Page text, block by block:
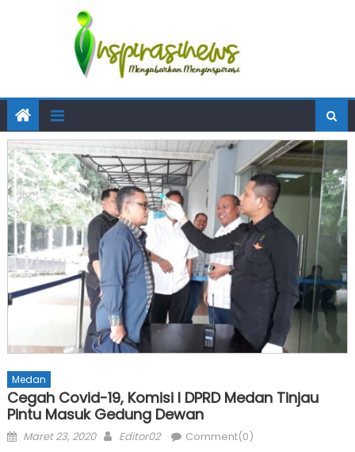
Medan
Cegah Covid-19, Komisi I DPRD Medan Tinjau
Pintu Masuk Gedung Dewan
Posted
Maret 23, 2020 Author
Editor02 Comment(0)